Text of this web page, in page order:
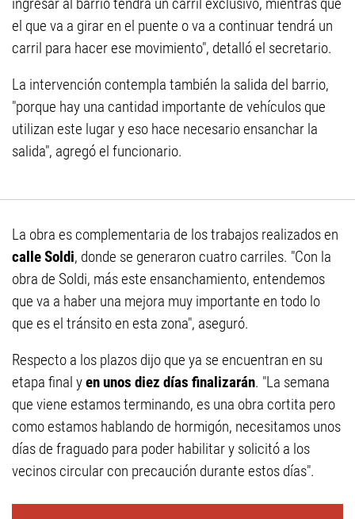
el que va a girar en el puente o va a continuar tendrá un
carril para hacer ese movimiento", detalló el secretario.
La intervención contempla también la salida del barrio,
"porque hay una cantidad importante de vehículos que
utilizan este lugar y eso hace necesario ensanchar la
salida", agregó el funcionario.
La obra es complementaria de los trabajos realizados en
calle Soldi, donde se generaron cuatro carriles. "Con la
obra de Soldi, más este ensanchamiento, entendemos
que va a haber una mejora muy importante en todo lo
que es el tránsito en esta zona", aseguró.
Respecto a los plazos dijo que ya se encuentran en su
etapa final yen unos diez días finalizarán. "La semana
que viene estamos terminando, es una obra cortita pero
como estamos hablando de hormigón, necesitamos unos
días de fraguado para poder habilitar y solicitó a los
vecinos circular con precaución durante estos días".